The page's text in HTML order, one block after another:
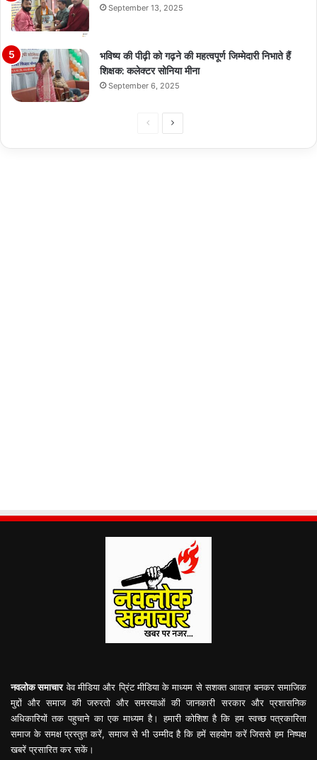
September 13, 2025
भविष्य की पीढ़ी को गढ़ने की महत्वपूर्ण जिम्मेदारी निभाते हैं
शिक्षक: कलेक्टर सोनिया मीना
September 6, 2025
PreviousNext
नवलोक समाचारवेव मीडिया और प्रिंट मीडिया के माध्यम से सशक्त आवाज़ बनकर समाजिक
मुद्दों और समाज की जरुरतो और समस्याओं की जानकारी सरकार और प्रशासनिक
अधिकारियों तक पहुचाने का एक माध्यम है। हमारी कोशिश है कि हम स्वच्छ पत्रकारिता
समाज के समक्ष प्रस्तुत करें, समाज से भी उम्मीद है कि हमें सहयोग करें जिससे हम निष्पक्ष
खबरें प्रसारित कर सकें।